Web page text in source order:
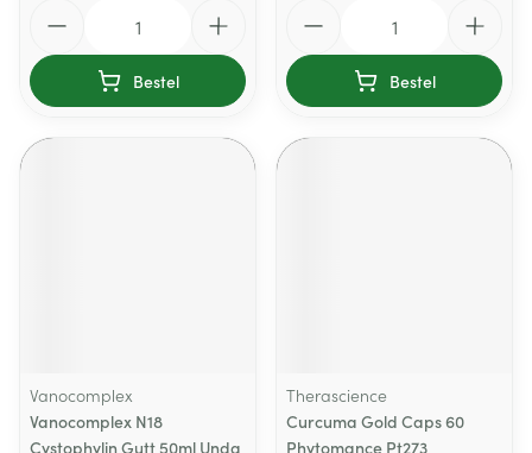
Bestel Bestel
Vanocomplex
Vanocomplex N18
Cystophylin Gutt 50ml Unda
Therascience
Curcuma Gold Caps 60
Phytomance Pt273